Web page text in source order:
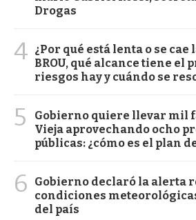
Drogas
4 ¿Por qué está lenta o se
BROU, qué alcance tiene el
riesgos hay y cuándo se
5
Gobierno quiere llevar mil
Vieja aprovechando ocho
públicas: ¿cómo es el plan
6
Gobierno declaró la alerta
condiciones
del país